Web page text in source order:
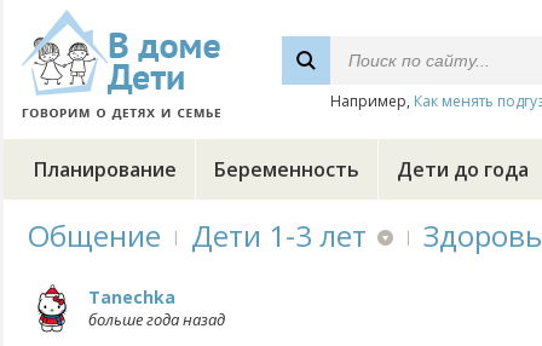
Например, Как менять
Планирование Беременность Дети до года
Общение Дети 1-3 лет
Tanechka
больше года назад